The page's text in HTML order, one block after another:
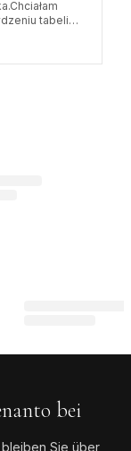
tabeli
Pozdrawiam
bei
Sie über